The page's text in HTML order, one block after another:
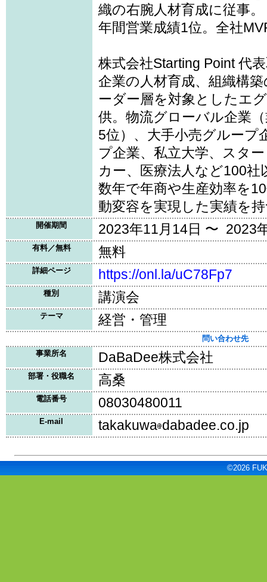
織の右腕人材育成に従事
年間営業成績1位。全社
株式会社Starting Point 代
企業の人材育成、組織構
ーダー層を対象としたエ
供。物流グローバル企業
5位）、大手小売グループ
プ企業、私立大学、スタ
カー、医療法人など100
数年で年商や生産効率を
動変容を実現した実績を
開催期間 2023年11月14日 〜 2023
有料／無料 無料
詳細ページ https://onl.la/uC78Fp7
種別 講演会
テーマ 経営・管理
問い合わせ先
事業所名
DaBaDee株式会社
部署・役職名 高桑
電話番号 08030480011
E-mail takakuwa dabadee.co.jp
©2026